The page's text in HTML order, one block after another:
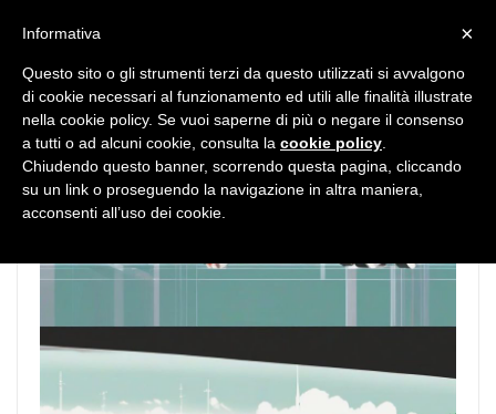
×
Informativa
Questo sito o gli strumenti terzi da questo utilizzati si avvalgono
di cookie necessari al funzionamento ed utili alle finalità illustrate
nella cookie policy. Se vuoi saperne di più o negare il consenso
a tutti o ad alcuni cookie, consulta la cookie policy
Chiudendo questo banner, scorrendo questa pagina, cliccando
su un link o proseguendo la navigazione in altra maniera,
acconsenti all’uso dei cookie.